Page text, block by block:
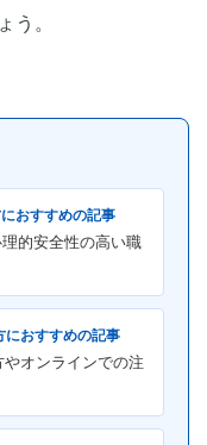
う。
おすすめの記事
的安全性の高い職
におすすめの記事
オンラインでの注